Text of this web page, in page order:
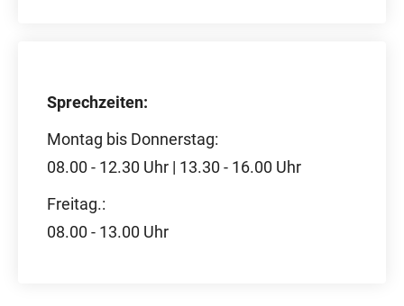
Sprechzeiten:
Montag bis Donnerstag:
08.00 - 12.30 Uhr | 13.30 - 16.00 Uhr
Freitag.:
08.00 - 13.00 Uhr